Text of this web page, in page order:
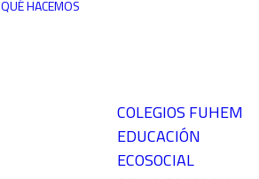
QUÉ HACEMOS
COLEGIOS FUHEM
EDUCACIÓN
ECOSOCIAL